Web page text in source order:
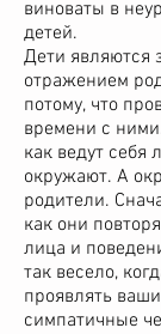
виноваты в
детей.
Дети являются
отражением
потому, что
времени с
как ведут себя
окружают. А
родители.
как они
лица и
так весело,
проявлять
симпатичные